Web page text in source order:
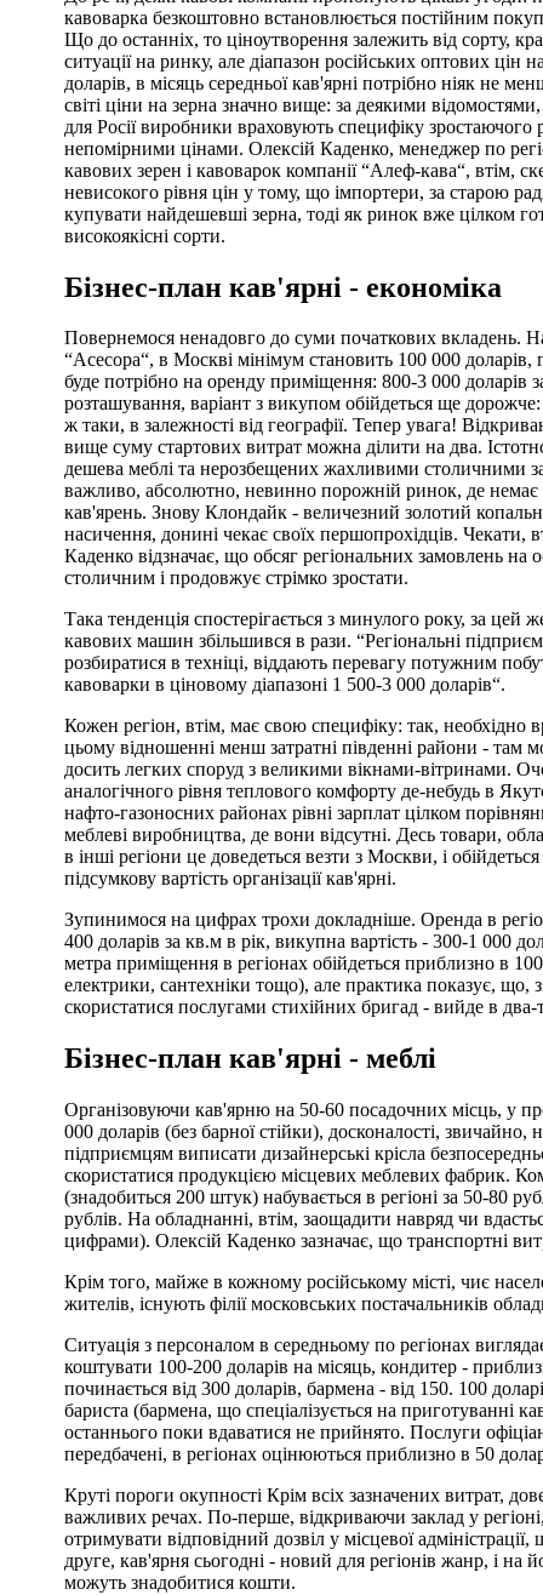
кавоварка безкоштовно встановлюється постійним
Що до останніх, то ціноутворення залежить від сорту,
ситуації на ринку, але діапазон російських оптових цін
доларів, в місяць середньої кав'ярні потрібно ніяк не
світі ціни на зерна значно вище: за деякими
для Росії виробники враховують специфіку зростаючого
непомірними цінами. Олексій Каденко, менеджер по
кавових зерен і кавоварок компанії “Алеф-кава“, втім,
невисокого рівня цін у тому, що імпортери, за старою
купувати найдешевші зерна, тоді як ринок вже цілком
високоякісні сорти.
Бізнес-план кав'ярні - економіка
Повернемося ненадовго до суми початкових вкладень.
“Асесора“, в Москві мінімум становить 100 000
буде потрібно на оренду приміщення: 800-3 000 доларів
розташування, варіант з викупом обійдеться ще
ж таки, в залежності від географії. Тепер увага!
вище суму стартових витрат можна ділити на два.
дешева меблі та нерозбещених жахливими столичними
важливо, абсолютно, невинно порожній ринок, де немає
кав'ярень. Знову Клондайк - величезний золотий
насичення, донині чекає своїх першопрохідців. Чекати,
Каденко відзначає, що обсяг регіональних замовлень на
столичним і продовжує стрімко зростати.
Така тенденція спостерігається з минулого року, за цей
кавових машин збільшився в рази. “Регіональні
розбиратися в техніці, віддають перевагу потужним
кавоварки в ціновому діапазоні 1 500-3 000 доларів“.
Кожен регіон, втім, має свою специфіку: так, необхідно
цьому відношенні менш затратні південні райони - там
досить легких споруд з великими вікнами-вітринами.
аналогічного рівня теплового комфорту де-небудь в
нафто-газоносних районах рівні зарплат цілком
меблеві виробництва, де вони відсутні. Десь товари,
в інші регіони це доведеться везти з Москви, і
підсумкову вартість організації кав'ярні.
Зупинимося на цифрах трохи докладніше. Оренда в
400 доларів за кв.м в рік, викупна вартість - 300-1 000
метра приміщення в регіонах обійдеться приблизно в
електрики, сантехніки тощо), але практика показує,
скористатися послугами стихійних бригад - вийде в
Бізнес-план кав'ярні - меблі
Організовуючи кав'ярню на 50-60 посадочних місць, у
000 доларів (без барної стійки), досконалості, звичайно,
підприємцям виписати дизайнерські крісла
скористатися продукцією місцевих меблевих фабрик.
(знадобиться 200 штук) набувається в регіоні за 50-80
рублів. На обладнанні, втім, заощадити навряд чи
цифрами). Олексій Каденко зазначає, що транспортні
Крім того, майже в кожному російському місті, чиє
жителів, існують філії московських постачальників
Ситуація з персоналом в середньому по регіонах
коштувати 100-200 доларів на місяць, кондитер -
починається від 300 доларів, бармена - від 150. 100
бариста (бармена, що спеціалізується на приготуванні
останнього поки вдаватися не прийнято. Послуги
передбачені, в регіонах оцінюються приблизно в 50
Круті пороги окупності Крім всіх зазначених витрат,
важливих речах. По-перше, відкриваючи заклад у
отримувати відповідний дозвіл у місцевої
друге, кав'ярня сьогодні - новий для регіонів жанр, і на
можуть знадобитися кошти.